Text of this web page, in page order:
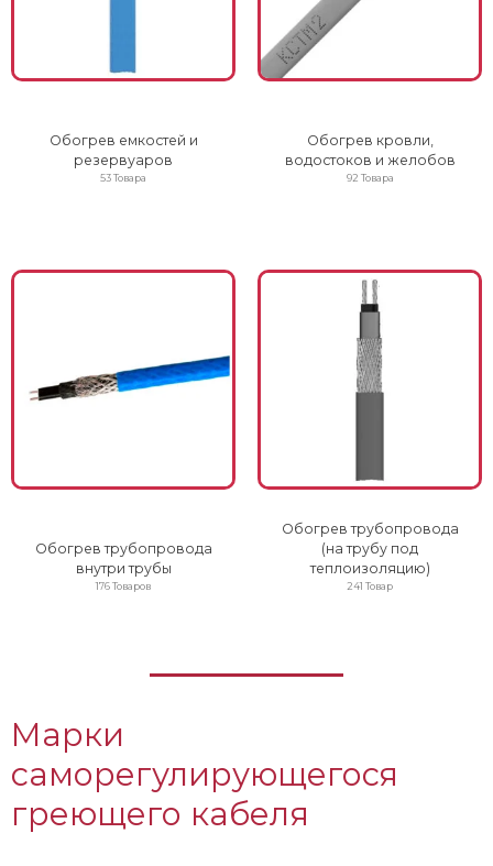
Обогрев емкостей и
резервуаров
53 Товара
Обогрев кровли,
водостоков и желобов
92 Товара
Обогрев трубопровода
внутри трубы
176 Товаров
Обогрев трубопровода
(на трубу под
теплоизоляцию)
241 Товар
Марки
саморегулирующегося
греющего кабеля